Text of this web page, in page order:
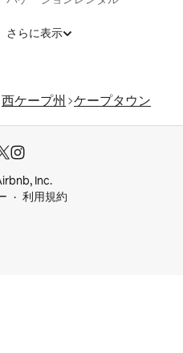
さらに表示
西ケープ州
ケープタウン
Inc.
利用規約